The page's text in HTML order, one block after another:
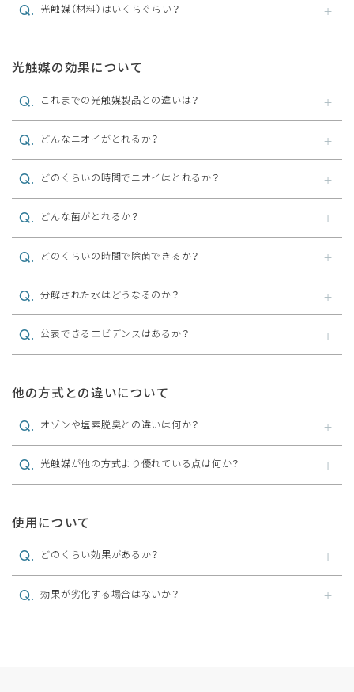
光触媒（材料）はいくらぐらい？
光触媒の効果について
これまでの光触媒製品との違いは？
どんなニオイがとれるか？
どのくらいの時間でニオイはとれるか？
どんな菌がとれるか？
どのくらいの時間で除菌できるか？
分解された水はどうなるのか？
公表できるエビデンスはあるか？
他の方式との違いについて
オゾンや塩素脱臭との違いは何か？
光触媒が他の方式より優れている点は何か？
使用について
どのくらい効果があるか？
効果が劣化する場合はないか？